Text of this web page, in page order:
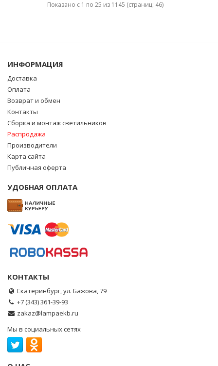
Показано с 1 по 25 из 1145 (страниц: 46)
ИНФОРМАЦИЯ
Доставка
Оплата
Возврат и обмен
Контакты
Сборка и монтаж светильников
Распродажа
Производители
Карта сайта
Публичная оферта
УДОБНАЯ ОПЛАТА
КОНТАКТЫ
Екатеринбург, ул. Бажова, 79
+7 (343) 361-39-93
zakaz@lampaekb.ru
Мы в социальных сетях